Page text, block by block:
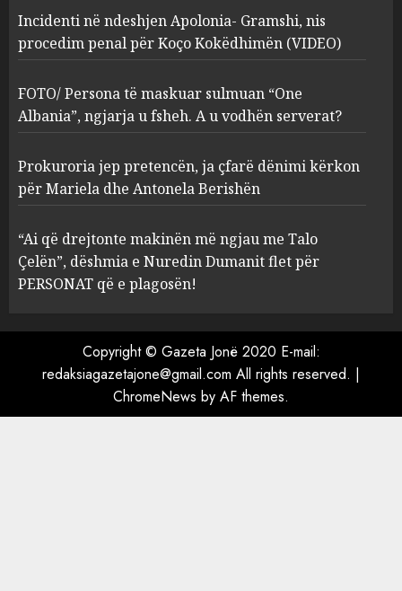
5
“Ai që drejtonte makinën më
ngjau me Talo Çelën”,
dëshmia e Nuredin Dumanit
flet për PERSONAT që e
plagosën!
Incidenti në ndeshjen Apolonia- Gramshi, nis
procedim penal për Koço Kokëdhimën (VIDEO)
FOTO/ Persona të maskuar sulmuan “One
Albania”, ngjarja u fsheh. A u vodhën serverat?
Prokuroria jep pretencën, ja çfarë dënimi kërkon
për Mariela dhe Antonela Berishën
“Ai që drejtonte makinën më ngjau me Talo
Çelën”, dëshmia e Nuredin Dumanit flet për
PERSONAT që e plagosën!
Copyright © Gazeta Jonë 2020 E-mail:
redaksiagazetajone@gmail.com All rights reserved. |
ChromeNews by AF themes.